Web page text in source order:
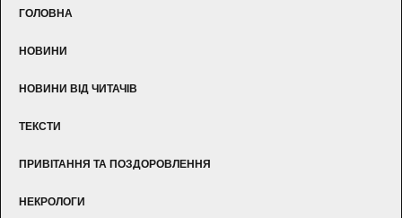
ГОЛОВНА
НОВИНИ
НОВИНИ ВІД ЧИТАЧІВ
ТЕКСТИ
ПРИВІТАННЯ ТА ПОЗДОРОВЛЕННЯ
НЕКРОЛОГИ